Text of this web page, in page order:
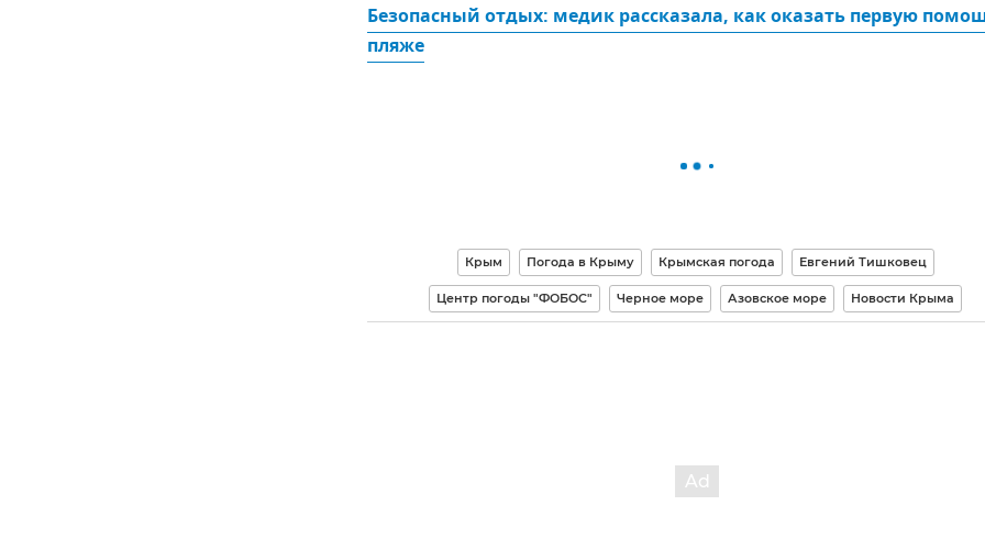
Безопасный отдых: медик рассказала, как оказать первую
пляже
Крым Погода в Крыму Крымская погода Евгений Тишковец
Центр погоды "ФОБОС" Черное море Азовское море Новости Крыма